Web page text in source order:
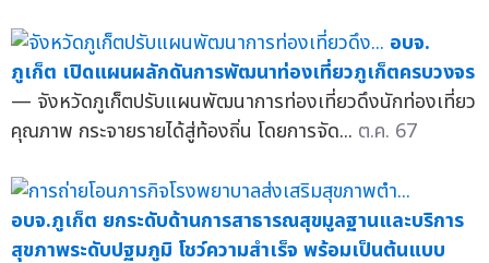
อบจ.
ภูเก็ต เปิดแผนผลักดันการพัฒนาท่องเที่ยวภูเก็ตครบวงจร
— จังหวัดภูเก็ตปรับแผนพัฒนาการท่องเที่ยวดึงนักท่องเที่ยว
คุณภาพ กระจายรายได้สู่ท้องถิ่น โดยการจัด... ต.ค. 67
อบจ.ภูเก็ต ยกระดับด้านการสาธารณสุขมูลฐานและบริการ
สุขภาพระดับปฐมภูมิ โชว์ความสำเร็จ พร้อมเป็นต้นแบบ